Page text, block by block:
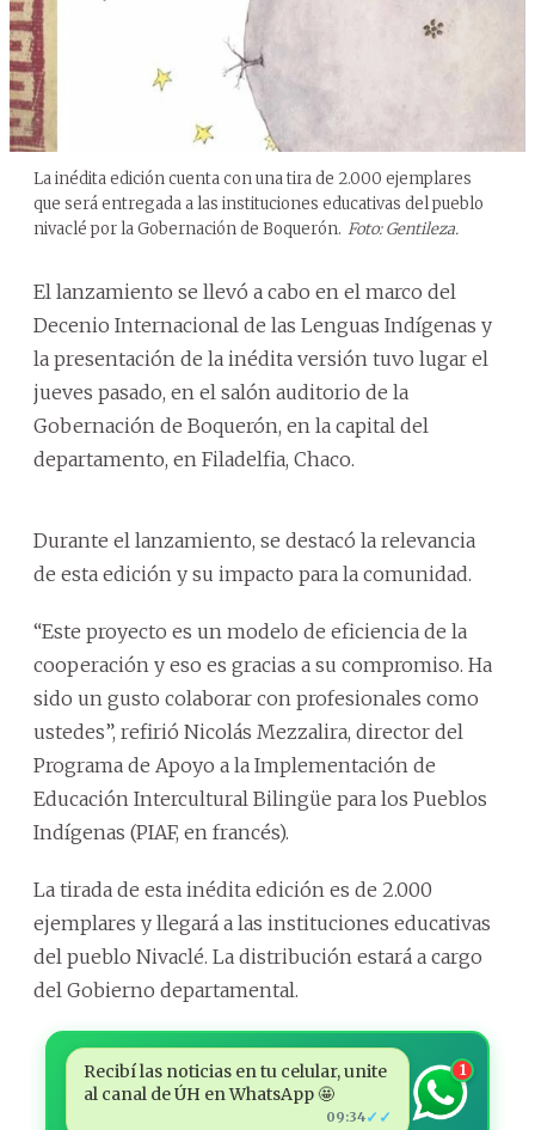
La inédita edición cuenta con una tira de 2.000 ejemplares
que será entregada a las instituciones educativas del pueblo
nivaclé por la Gobernación de Boquerón. Foto: Gentileza.
El lanzamiento se llevó a cabo en el marco del
Decenio Internacional de las Lenguas Indígenas y
la presentación de la inédita versión tuvo lugar el
jueves pasado, en el salón auditorio de la
Gobernación de Boquerón, en la capital del
departamento, en Filadelfia, Chaco.
Durante el lanzamiento, se destacó la relevancia
de esta edición y su impacto para la comunidad.
“Este proyecto es un modelo de eficiencia de la
cooperación y eso es gracias a su compromiso. Ha
sido un gusto colaborar con profesionales como
ustedes”, refirió Nicolás Mezzalira, director del
Programa de Apoyo a la Implementación de
Educación Intercultural Bilingüe para los Pueblos
Indígenas (PIAF, en francés).
La tirada de esta inédita edición es de 2.000
ejemplares y llegará a las instituciones educativas
del pueblo Nivaclé. La distribución estará a cargo
del Gobierno departamental.
Recibí las noticias en tu celular, unite
al canal de ÚH en WhatsApp 🤩
09:34✓✓
1